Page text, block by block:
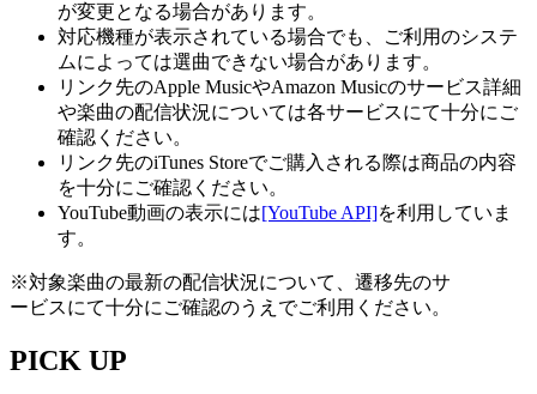
が変更となる場合があります。
対応機種が表示されている場合でも、ご利用のシステ
ムによっては選曲できない場合があります。
リンク先のApple MusicやAmazon Musicのサービス詳細
や楽曲の配信状況については各サービスにて十分にご
確認ください。
リンク先のiTunes Storeでご購入される際は商品の内容
を十分にご確認ください。
YouTube動画の表示には[YouTube API]を利用していま
す。
※対象楽曲の最新の配信状況について、遷移先のサ
ービスにて十分にご確認のうえでご利用ください。
PICK UP